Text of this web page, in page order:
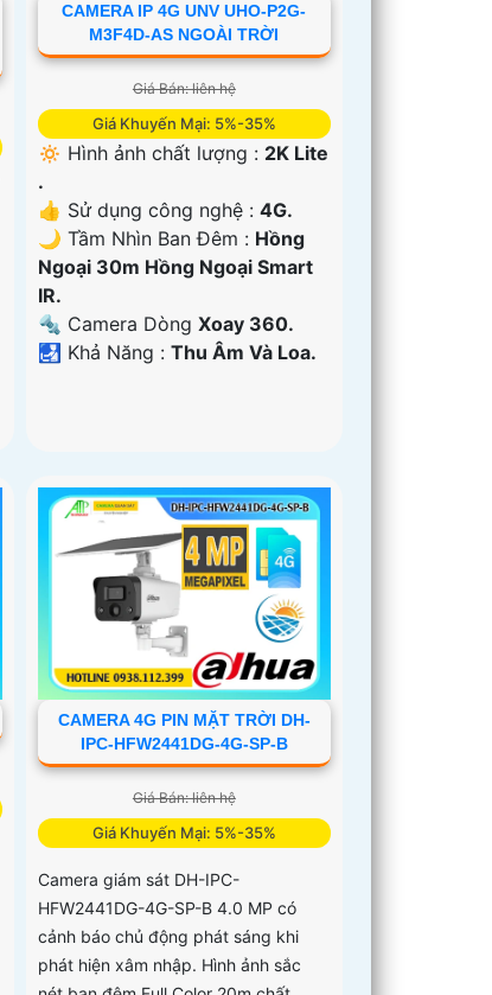
CAMERA IP 4G UNV UHO-P2G-
M3F4D-AS NGOÀI TRỜI
Giá Bán: liên hệ
Giá Khuyến Mại: 5%-35%
🔅 Hình ảnh chất lượng : 2K Lite
.
👍 Sử dụng công nghệ :4G.
🌙 Tầm Nhìn Ban Đêm : Hồng
Ngoại 30m Hồng Ngoại Smart
IR.
🔩 Camera DòngXoay 360.
️🛃 Khả Năng :Thu Âm Và Loa.
CAMERA 4G PIN MẶT TRỜI DH-
IPC-HFW2441DG-4G-SP-B
Giá Bán: liên hệ
Giá Khuyến Mại: 5%-35%
Camera giám sát DH-IPC-
HFW2441DG-4G-SP-B 4.0 MP có
cảnh báo chủ động phát sáng khi
phát hiện xâm nhập. Hình ảnh sắc